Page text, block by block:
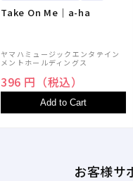
Take On Me｜a-ha
ヤマハミュージックエンタテイン
メントホールディングス
396 円（税込）
Add to Cart
お客様サ